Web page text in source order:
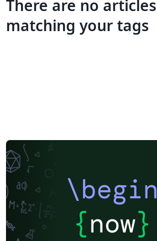
There are no articles
matching your tags
\begin
{now}